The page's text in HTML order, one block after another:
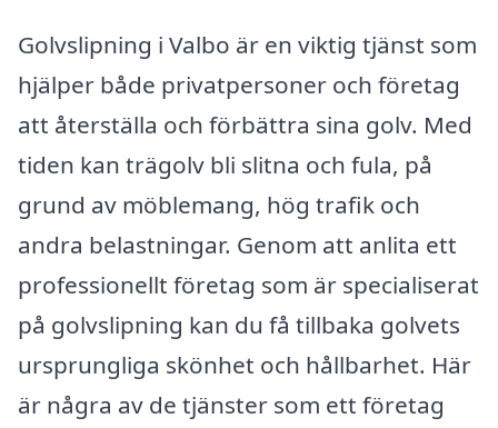
Golvslipning i Valbo är en viktig tjänst som
hjälper både privatpersoner och företag
att återställa och förbättra sina golv. Med
tiden kan trägolv bli slitna och fula, på
grund av möblemang, hög trafik och
andra belastningar. Genom att anlita ett
professionellt företag som är specialiserat
på golvslipning kan du få tillbaka golvets
ursprungliga skönhet och hållbarhet. Här
är några av de tjänster som ett företag